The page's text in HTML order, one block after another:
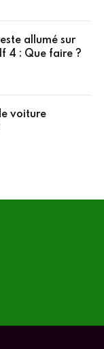
allumé sur
4 : Que faire ?
voiture